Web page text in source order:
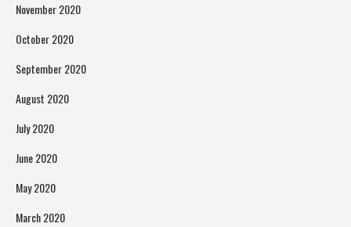
November 2020
October 2020
September 2020
August 2020
July 2020
June 2020
May 2020
March 2020